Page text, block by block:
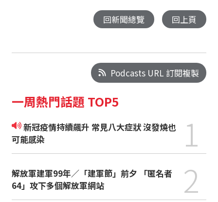
回新聞總覽 回上頁
Podcasts URL 訂閱複製
一周熱門話題 TOP5
新冠疫情持續飆升 常見八大症狀 沒發燒也
可能感染
1
解放軍建軍99年／「建軍節」前夕 「匿名者
64」攻下多個解放軍網站
2